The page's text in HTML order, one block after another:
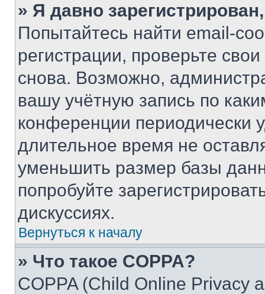
» Я давно
Попытайтесь найти email-
регистрации, проверьте
снова. Возможно,
вашу учётную запись по
конференции периодически
длительное время не
уменьшить размер базы
попробуйте
дискуссиях.
Вернуться к началу
» Что такое COPPA?
COPPA (Child Online Privacy